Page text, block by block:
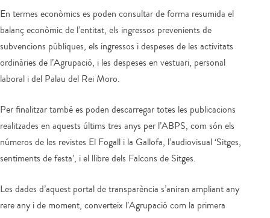
En termes econòmics es poden consultar de forma resumida el
balanç econòmic de l’entitat, els ingressos prevenients de
subvencions públiques, els ingressos i despeses de les activitats
ordinàries de l’Agrupació, i les despeses en vestuari, personal
laboral i del Palau del Rei Moro.
Per finalitzar també es poden descarregar totes les publicacions
realitzades en aquests últims tres anys per l’ABPS, com són els
números de les revistes El Fogall i la Gallofa, l’audiovisual ‘Sitges,
sentiments de festa’, i el llibre dels Falcons de Sitges.
Les dades d’aquest portal de transparència s’aniran ampliant any
rere any i de moment, converteix l’Agrupació com la primera